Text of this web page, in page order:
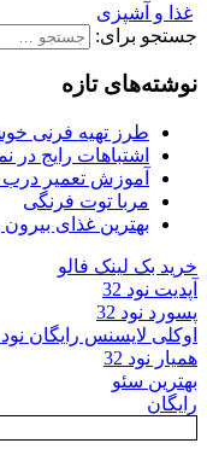
غذا و آشپزی
جستجو برای:
نوشته‌های تازه
طرز تهیه فرنی
اشتباهات رایج
آموزش تعمیر درب
مربا توت فرنگی
بهترین غذای
خرید بک لینک فالو
آپدیت نود 32
پسورد نود 32
اوکلی لایسنس رایگان نود 32
همیار نود 32
بهترین سئو
رایگان